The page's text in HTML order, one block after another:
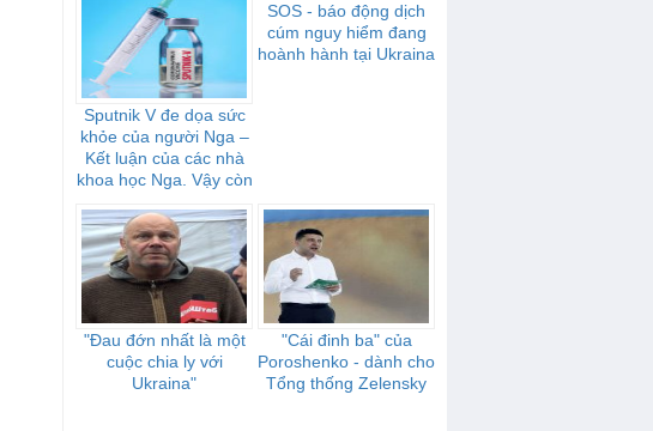
Sputnik V đe dọa sức
khỏe của người Nga –
Kết luận của các nhà
khoa học Nga. Vậy còn
thì sao?
SOS - báo động dịch
cúm nguy hiểm đang
hoành hành tại Ukraina
"Đau đớn nhất là một
cuộc chia ly với
Ukraina"
"Cái đinh ba" của
Poroshenko - dành cho
Tổng thống Zelensky